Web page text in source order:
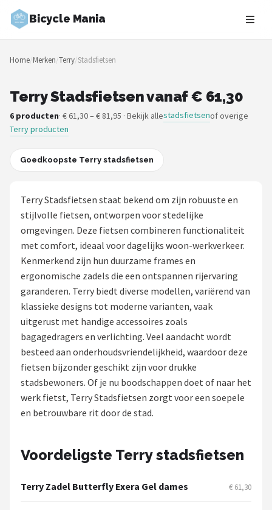
Bicycle Mania
Zoeken
NAVIGATIE
Merken
Blog
Kinderfietsen
Stadsfietsen
Elektrische fietsen
Mountainbikes
Shop
Basil
Volare
AXA
New Looxs
Home/Merken/Terry/Stadsfietsen
Terry Stadsfietsen vanaf € 61,30
6 producten· € 61,30 – € 81,95 · Bekijk allestadsfietsenof overige
Terry producten
Goedkoopste Terry stadsfietsen
Terry Stadsfietsen staat bekend om zijn robuuste en
stijlvolle fietsen, ontworpen voor stedelijke
omgevingen. Deze fietsen combineren functionaliteit
met comfort, ideaal voor dagelijks woon-werkverkeer.
Kenmerkend zijn hun duurzame frames en
ergonomische zadels die een ontspannen rijervaring
garanderen. Terry biedt diverse modellen, variërend van
klassieke designs tot moderne varianten, vaak
uitgerust met handige accessoires zoals
bagagedragers en verlichting. Veel aandacht wordt
besteed aan onderhoudsvriendelijkheid, waardoor deze
fietsen bijzonder geschikt zijn voor drukke
stadsbewoners. Of je nu boodschappen doet of naar het
werk fietst, Terry Stadsfietsen zorgt voor een soepele
en betrouwbare rit door de stad.
Voordeligste Terry stadsfietsen
Terry Zadel Butterfly Exera Gel dames € 61,30